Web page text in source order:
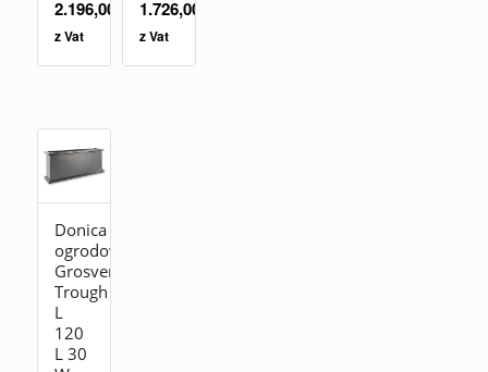
2.196,00
z Vat
1.726,00
z Vat
Donica
ogrodowa
Grosvenor
Trough
L
120
L 30